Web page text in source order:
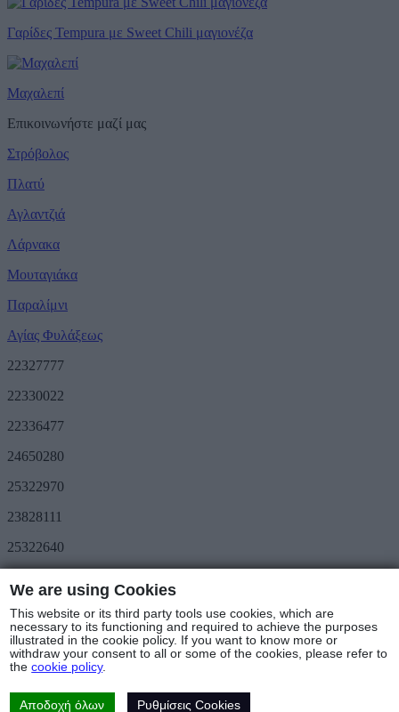
Γαρίδες Tempura με Sweet Chili μαγιονέζα
Μαχαλεπί
Επικοινωνήστε μαζί μας
Στρόβολος
Πλατύ
Αγλαντζιά
Λάρνακα
Μουταγιάκα
Παραλίμνι
Αγίας Φυλάξεως
22327777
22330022
22336477
24650280
25322970
23828111
25322640
METRO Great Value
Τριήμερο METRO
Ακολουθήστε μας
Καταστήματα & Ωράριο
© Copyright 2025 - METRO Foods Trading Ltd |
Cookies Policy |Πολιτική Προστασίας Δεδομένων
Επιστροφών
We are using Cookies
This website or its third party tools use cookies, which are
necessary to its functioning and required to achieve the purposes
illustrated in the cookie policy. If you want to know more or
withdraw your consent to all or some of the cookies, please refer to
thecookie policy.
Αποδοχή όλων Ρυθμίσεις Cookies